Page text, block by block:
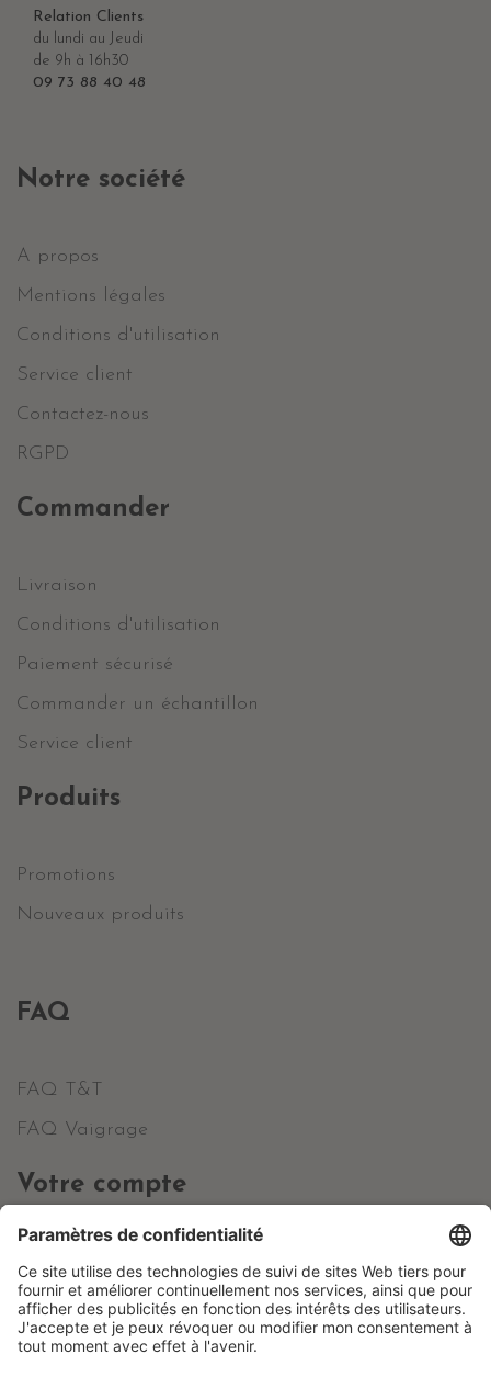
Relation Clients
du lundi au Jeudi
de 9h à 16h30
09 73 88 40 48
Notre société
A propos
Mentions légales
Conditions d'utilisation
Service client
Contactez-nous
RGPD
Commander
Livraison
Conditions d'utilisation
Paiement sécurisé
Commander un échantillon
Service client
Produits
Promotions
Nouveaux produits
FAQ
FAQ T&T
FAQ Vaigrage
Votre compte
Informations personnelles
Commandes
Avoirs